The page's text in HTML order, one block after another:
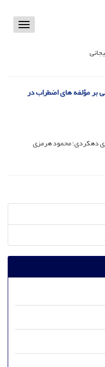
Toggle
بر مؤلفه های اضطراب در
دهکردی؛ محمود هرمزی